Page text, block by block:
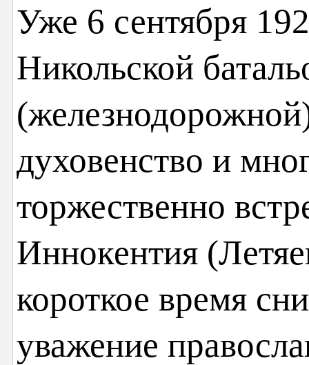
Уже 6 сентября
Никольской
духовенство и
торжественно
Иннокентия
короткое время
уважение